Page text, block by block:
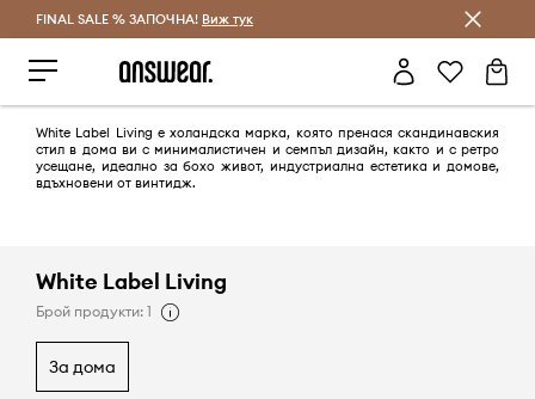
Спестявай с Answear Club
FINAL SALE % ЗАПОЧНА! Виж тук
White Label Living е холандска марка, която пренася скандинавския
стил в дома ви с минималистичен и семпъл дизайн, както и с ретро
усещане, идеално за бохо живот, индустриална естетика и домове,
вдъхновени от винтидж.
White Label Living
Брой продукти: 1
за дома